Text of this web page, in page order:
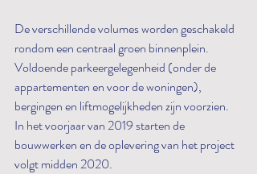
De verschillende volumes worden geschakeld
rondom een centraal groen binnenplein.
Voldoende parkeergelegenheid (onder de
appartementen en voor de woningen),
bergingen en liftmogelijkheden zijn voorzien.
In het voorjaar van 2019 starten de
bouwwerken en de oplevering van het project
volgt midden 2020.